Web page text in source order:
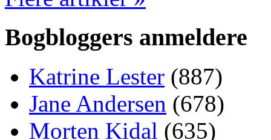
Bogbloggers anmeldere
Katrine Lester (887)
Jane Andersen (678)
Morten Kidal (635)